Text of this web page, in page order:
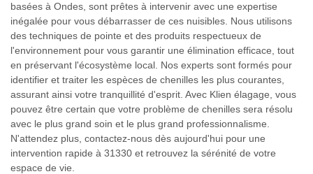
basées à Ondes, sont prêtes à intervenir avec une expertise
inégalée pour vous débarrasser de ces nuisibles. Nous utilisons
des techniques de pointe et des produits respectueux de
l'environnement pour vous garantir une élimination efficace, tout
en préservant l'écosystème local. Nos experts sont formés pour
identifier et traiter les espèces de chenilles les plus courantes,
assurant ainsi votre tranquillité d'esprit. Avec Klien élagage, vous
pouvez être certain que votre problème de chenilles sera résolu
avec le plus grand soin et le plus grand professionnalisme.
N'attendez plus, contactez-nous dès aujourd'hui pour une
intervention rapide à 31330 et retrouvez la sérénité de votre
espace de vie.